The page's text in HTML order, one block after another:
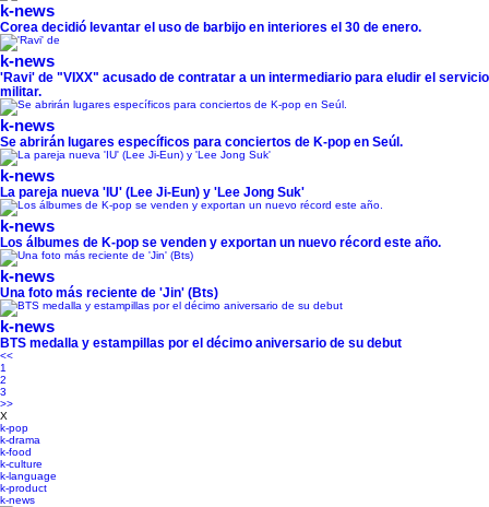
k-news
Corea decidió levantar el uso de barbijo en interiores el 30 de enero.
k-news
'Ravi' de "VIXX" acusado de contratar a un intermediario para eludir el servicio
militar.
k-news
Se abrirán lugares específicos para conciertos de K-pop en Seúl.
k-news
La pareja nueva 'IU' (Lee Ji-Eun) y 'Lee Jong Suk'
k-news
Los álbumes de K-pop se venden y exportan un nuevo récord este año.
k-news
Una foto más reciente de 'Jin' (Bts)
k-news
BTS medalla y estampillas por el décimo aniversario de su debut
<<
1
2
3
>>
X
k-pop
k-drama
k-food
k-culture
k-language
k-product
k-news